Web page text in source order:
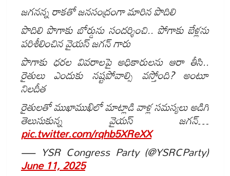
జగనన్న రాకతో జనసంద్రంగా మారిన పొదిలి
పొదిలి పొగాకు బోర్డును సందర్శించి.. పోగాకు బేళ్లను
పరిశీలించిన వైయస్ జగన్ గారు
పొగాకు ధరల వివరాలపై అధికారులను ఆరా తీసి..
రైతులు ఎందుకు నష్టపోవాల్సి వస్తోంది? అంటూ
నిలదీత
రైతులతో ముఖాముఖిలో మాట్లాడి వాళ్ల సమస్యలు అడిగి
తెలుసుకున్న వైయస్ జగన్…
pic.twitter.com/rqhb5XReXX
— YSR Congress Party (@YSRCParty)
June 11, 2025